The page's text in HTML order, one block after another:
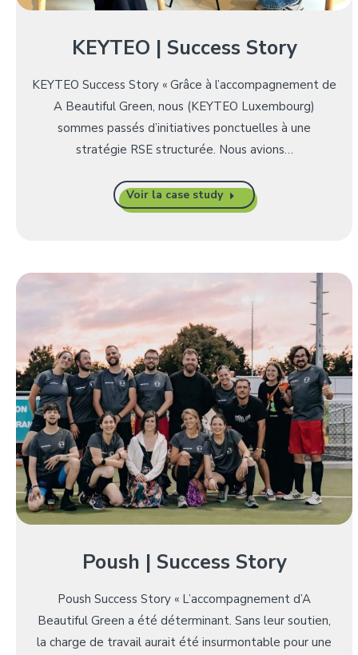
KEYTEO | Success Story
KEYTEO Success Story « Grâce à l’accompagnement de
A Beautiful Green, nous (KEYTEO Luxembourg)
sommes passés d’initiatives ponctuelles à une
stratégie RSE structurée. Nous avions…
Voir la case study
Poush | Success Story
Poush Success Story « L’accompagnement d’A
Beautiful Green a été déterminant. Sans leur soutien,
la charge de travail aurait été insurmontable pour une